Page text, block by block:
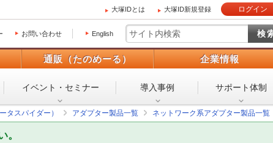
大塚IDとは 大塚ID新規登録 ログイン
お問い合わせ English
通販（たのめーる） 企業情報
イベント・ セミナー 導入事例 サポート体制
タスパイダー） アダプター製品一覧 ネットワーク系アダプター製品一覧
。